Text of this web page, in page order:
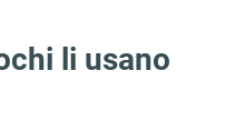
li usano